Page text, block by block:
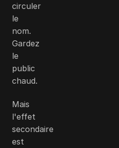
circuler
le
nom.
Gardez
le
public
chaud.
Mais
l'effet
secondaire
est